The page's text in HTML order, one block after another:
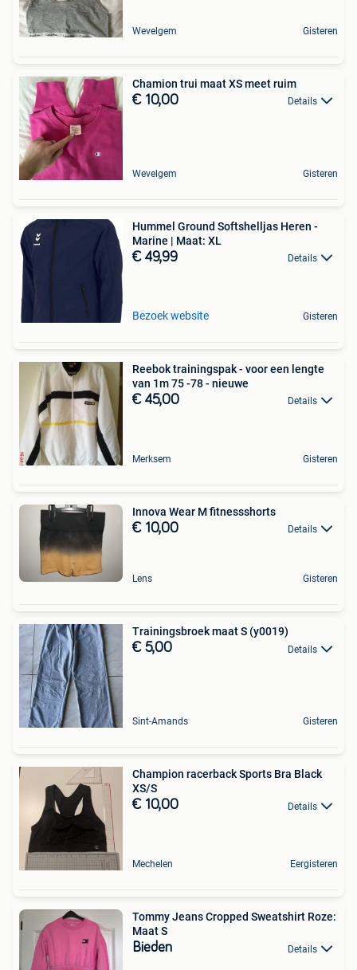
Wevelgem Gisteren
Chamion trui maat XS meet ruim
€ 10,00 Details
Wevelgem Gisteren
Hummel Ground Softshelljas Heren -
Marine | Maat: XL
€ 49,99 Details
Bezoek website Gisteren
Reebok trainingspak - voor een lengte
van 1m 75 -78 - nieuwe
€ 45,00 Details
Merksem Gisteren
Innova Wear M fitnessshorts
€ 10,00 Details
Lens Gisteren
Trainingsbroek maat S (y0019)
€ 5,00 Details
Sint-Amands Gisteren
Champion racerback Sports Bra Black
XS/S
€ 10,00 Details
Mechelen Eergisteren
Tommy Jeans Cropped Sweatshirt Roze:
Maat S
Bieden Details